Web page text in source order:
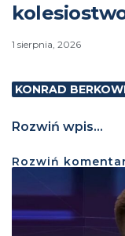
1 sierpnia, 2026
KONRAD
Rozwiń wpis...
Rozwiń